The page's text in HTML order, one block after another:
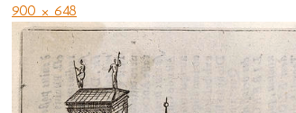
900 × 648